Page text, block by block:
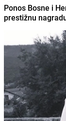
Ponos Bosne i
prestižnu